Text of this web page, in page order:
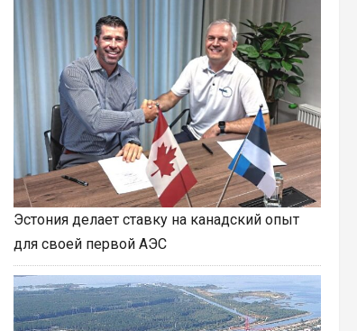
Эстония делает ставку на канадский опыт
для своей первой АЭС